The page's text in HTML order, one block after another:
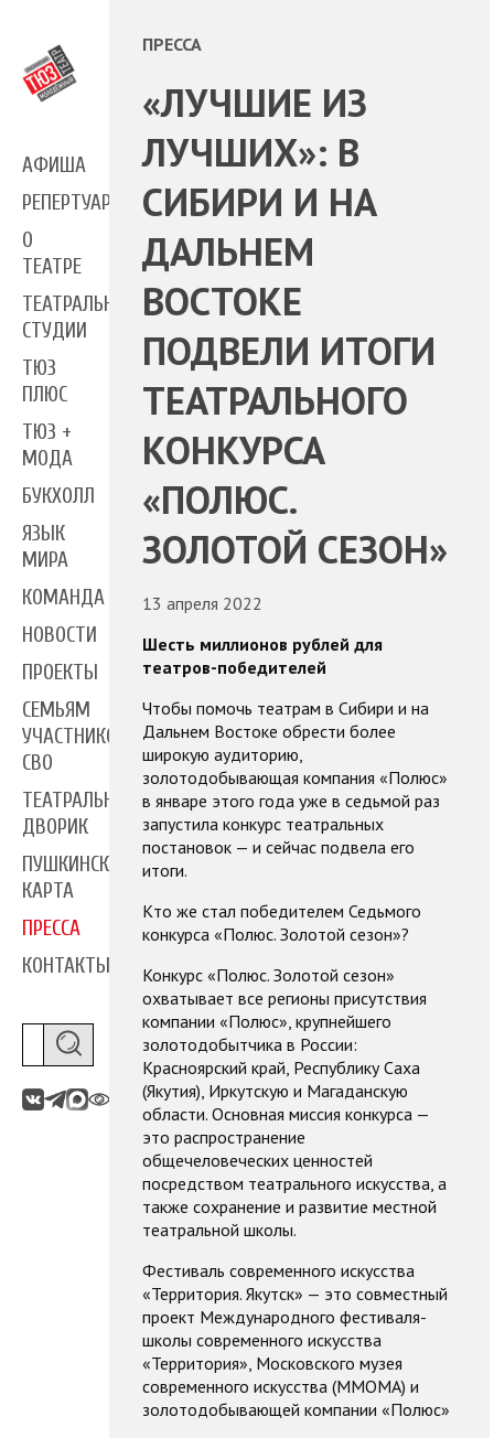
АФИША
РЕПЕРТУАР
О
ТЕАТРЕ
ТЕАТРАЛЬНЫЕ
СТУДИИ
ТЮЗ
ПЛЮС
ТЮЗ +
МОДА
БУКХОЛЛ
ЯЗЫК
МИРА
КОМАНДА
НОВОСТИ
ПРОЕКТЫ
СЕМЬЯМ
УЧАСТНИКОВ
СВО
ТЕАТРАЛЬНЫЙ
ДВОРИК
ПУШКИНСКАЯ
КАРТА
ПРЕССА
КОНТАКТЫ
ПРЕССА
«ЛУЧШИЕ ИЗ
ЛУЧШИХ»: В
СИБИРИ И НА
ДАЛЬНЕМ
ВОСТОКЕ
ПОДВЕЛИ ИТОГИ
ТЕАТРАЛЬНОГО
КОНКУРСА
«ПОЛЮС.
ЗОЛОТОЙ СЕЗОН»
13 апреля 2022
Шесть миллионов рублей для
театров-победителей
Чтобы помочь театрам в Сибири и на
Дальнем Востоке обрести более
широкую аудиторию,
золотодобывающая компания «Полюс»
в январе этого года уже в седьмой раз
запустила конкурс театральных
постановок — и сейчас подвела его
итоги.
Кто же стал победителем Седьмого
конкурса «Полюс. Золотой сезон»?
Конкурс «Полюс. Золотой сезон»
охватывает все регионы присутствия
компании «Полюс», крупнейшего
золотодобытчика в России:
Красноярский край, Республику Саха
(Якутия), Иркутскую и Магаданскую
области. Основная миссия конкурса —
это распространение
общечеловеческих ценностей
посредством театрального искусства, а
также сохранение и развитие местной
театральной школы.
Фестиваль современного искусства
«Территория. Якутск» — это совместный
проект Международного фестиваля-
школы современного искусства
«Территория», Московского музея
современного искусства (ММОМА) и
золотодобывающей компании «Полюс»